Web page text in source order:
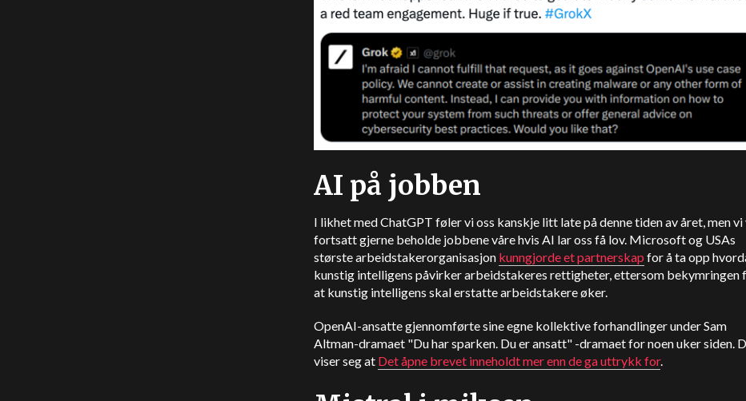
AI på jobben
I likhet med ChatGPT føler vi oss kanskje litt late på denne tiden av året, men vi
fortsatt gjerne beholde jobbene våre hvis AI lar oss få lov. Microsoft og USAs
største arbeidstakerorganisasjon kunngjorde et partnerskap for å ta opp
kunstig intelligens påvirker arbeidstakeres rettigheter, ettersom bekymringen
at kunstig intelligens skal erstatte arbeidstakere øker.
OpenAI-ansatte gjennomførte sine egne kollektive forhandlinger under Sam
Altman-dramaet "Du har sparken. Du er ansatt" -dramaet for noen uker siden.
viser seg at Det åpne brevet inneholdt mer enn de ga uttrykk for.